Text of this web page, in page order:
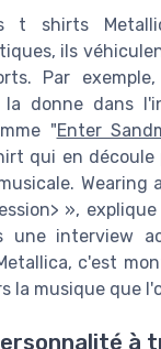
t shirts
ils
Par
donne dans
"Enter
qui en découle
Wearing
»,
une interview
c'est
la musique que
à